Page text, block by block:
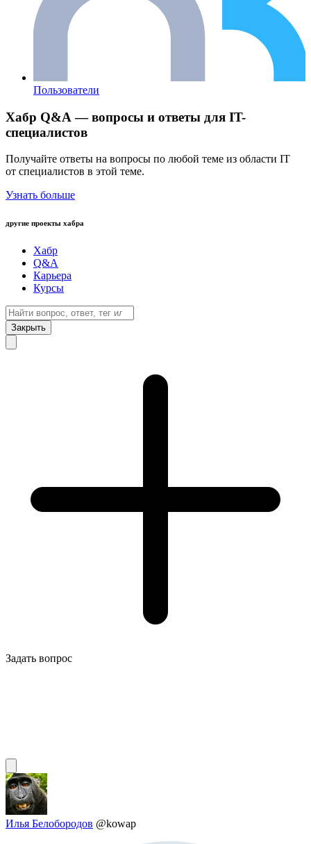
Пользователи
Хабр Q&A — вопросы и ответы для IT-
специалистов
Получайте ответы на вопросы по любой теме из области IT
от специалистов в этой теме.
Узнать больше
другие проекты хабра
Хабр
Q&A
Карьера
Курсы
Закрыть
Задать вопрос
Илья Белобородов @kowap